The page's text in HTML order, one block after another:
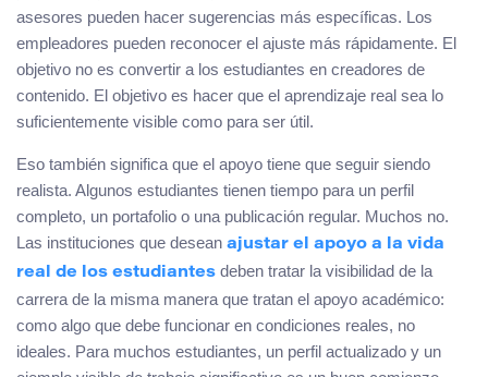
asesores pueden hacer sugerencias más específicas. Los
empleadores pueden reconocer el ajuste más rápidamente. El
objetivo no es convertir a los estudiantes en creadores de
contenido. El objetivo es hacer que el aprendizaje real sea lo
suficientemente visible como para ser útil.
Eso también significa que el apoyo tiene que seguir siendo
realista. Algunos estudiantes tienen tiempo para un perfil
completo, un portafolio o una publicación regular. Muchos no.
Las instituciones que desean ajustar el apoyo a la vida
real de los estudiantes deben tratar la visibilidad de la
carrera de la misma manera que tratan el apoyo académico:
como algo que debe funcionar en condiciones reales, no
ideales. Para muchos estudiantes, un perfil actualizado y un